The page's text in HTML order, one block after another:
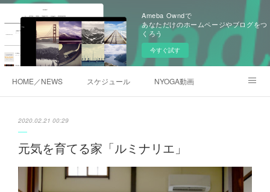
Ameba Owndで
あなただけのホームページやブログをつ
くろう
今すぐ試す
HOME／NEWS スケジュール NYOGA動画
2020.02.21 00:29
元気を育てる家「ルミナリエ」